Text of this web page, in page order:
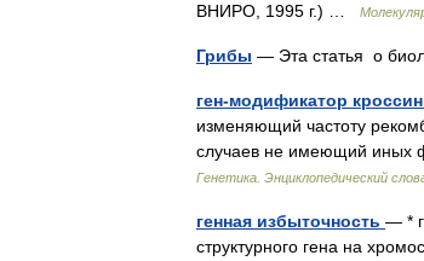
ВНИРО, 1995 г.) …
Грибы — Эта статья о
ген-модификатор
изменяющий частоту
случаев не имеющий иных
Генетика. Энциклопедический
генная избыточность — *
структурного гена на